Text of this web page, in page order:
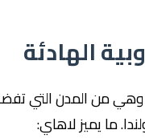
الهادئة
المدن التي تفضلها
يميز لاهاي: